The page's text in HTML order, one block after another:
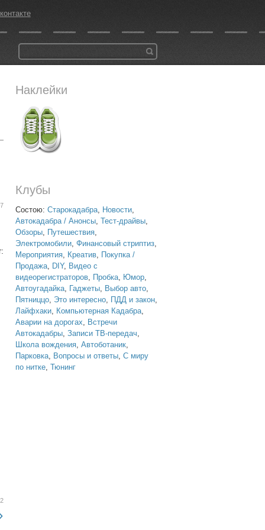
Наклейки
Клубы
Состою: Старокадабра, Новости,
Автокадабра / Анонсы, Тест-драйвы,
Обзоры, Путешествия,
Электромобили, Финансовый стриптиз,
Мероприятия, Креатив, Покупка /
Продажа, DIY, Видео с
видеорегистраторов, Пробка, Юмор,
Автоугадайка, Гаджеты, Выбор авто,
Пятниццо, Это интересно, ПДД и закон,
Лайфхаки, Компьютерная Кадабра,
Аварии на дорогах, Встречи
Автокадабры, Записи ТВ-передач,
Школа вождения, Автоботаник,
Парковка, Вопросы и ответы, С миру
по нитке, Тюнинг